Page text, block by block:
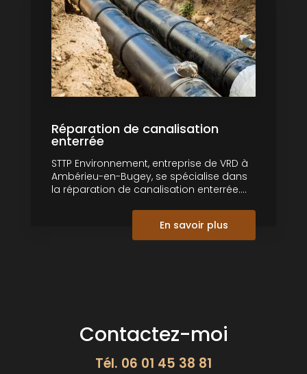
Réparation de canalisation
enterrée
STTP Environnement, entreprise de VRD à
Ambérieu-en-Bugey, se spécialise dans
la réparation de canalisation enterrée....
En savoir plus
Contactez-moi
Tél. 06 01 45 38 81